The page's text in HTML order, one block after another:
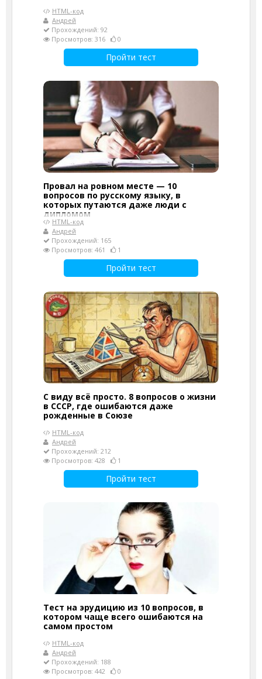
HTML-код
Андрей
Прохождений: 92
Просмотров: 316
0
Пройти тест
Провал на ровном месте — 10
вопросов по русскому языку, в
которых путаются даже люди с
дипломом
HTML-код
Андрей
Прохождений: 165
Просмотров: 461
1
Пройти тест
С виду всё просто. 8 вопросов о жизни
в СССР, где ошибаются даже
рожденные в Союзе
HTML-код
Андрей
Прохождений: 212
Просмотров: 428
1
Пройти тест
Тест на эрудицию из 10 вопросов, в
котором чаще всего ошибаются на
самом простом
HTML-код
Андрей
Прохождений: 188
Просмотров: 442
0